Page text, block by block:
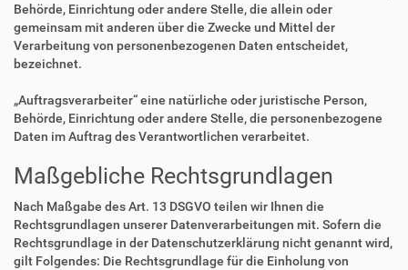
Behörde, Einrichtung oder andere Stelle, die allein oder
gemeinsam mit anderen über die Zwecke und Mittel der
Verarbeitung von personenbezogenen Daten entscheidet,
bezeichnet.
„Auftragsverarbeiter“ eine natürliche oder juristische Person,
Behörde, Einrichtung oder andere Stelle, die personenbezogene
Daten im Auftrag des Verantwortlichen verarbeitet.
Maßgebliche Rechtsgrundlagen
Nach Maßgabe des Art. 13 DSGVO teilen wir Ihnen die
Rechtsgrundlagen unserer Datenverarbeitungen mit. Sofern die
Rechtsgrundlage in der Datenschutzerklärung nicht genannt wird,
gilt Folgendes: Die Rechtsgrundlage für die Einholung von